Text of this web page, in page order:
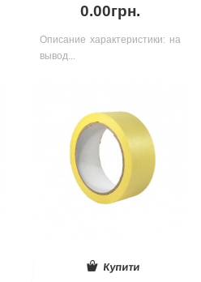
0.00грн.
Описание характеристики: на
вывод...
Купити